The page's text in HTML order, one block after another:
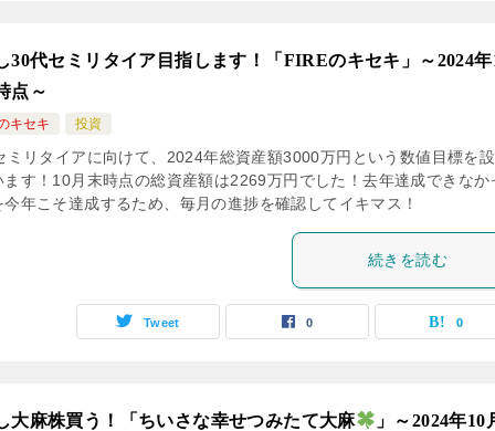
30代セミリタイア目指します！「FIREのキセキ」～2024年
点～
キセキ 投資
ミリタイアに向けて、2024年総資産額3000万円という数値目標を
ます！10月末時点の総資産額は2269万円でした！去年達成できなか
今年こそ達成するため、毎月の進捗を確認してイキマス！
続きを読む
Tweet 0 0
大麻株買う！「ちいさな幸せつみたて大麻
」～2024年10